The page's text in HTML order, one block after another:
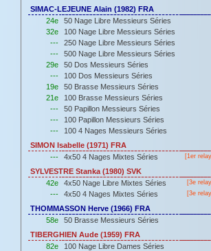
SIMAC-LEJEUNE Alain (1982) FRA
24e
50 Nage Libre Messieurs Séries
32e
100 Nage Libre Messieurs Séries
---
250 Nage Libre Messieurs Séries
---
500 Nage Libre Messieurs Séries
29e
50 Dos Messieurs Séries
---
100 Dos Messieurs Séries
19e
50 Brasse Messieurs Séries
21e
100 Brasse Messieurs Séries
---
50 Papillon Messieurs Séries
---
100 Papillon Messieurs Séries
---
100 4 Nages Messieurs Séries
SIMON Isabelle (1971) FRA
---
4x50 4 Nages Mixtes Séries [1er
SYLVESTRE Stanka (1980) SVK
42e
4x50 Nage Libre Mixtes Séries [3e
--- 4x50 4 Nages Mixtes Séries [3e
THOMMASSON Herve (1966) FRA
58e
50 Brasse Messieurs Séries
TIBERGHIEN Aude (1959) FRA
82e
100 Nage Libre Dames Séries